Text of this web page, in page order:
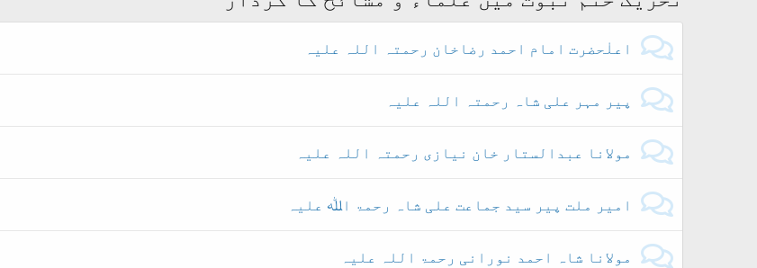
اعلٰحضرت امام احمد رضاخان رحمتہ اللہ علیہ
پیر مہر علی شاہ رحمتہ اللہ علیہ
مولانا عبدالستار خان نیازی رحمتہ اللہ علیہ
امیر ملت پیر سید جماعت علی شاہ رحمۃ اﷲ علیہ
مولانا شاہ احمد نورانی رحمۃ اللہ علیہ